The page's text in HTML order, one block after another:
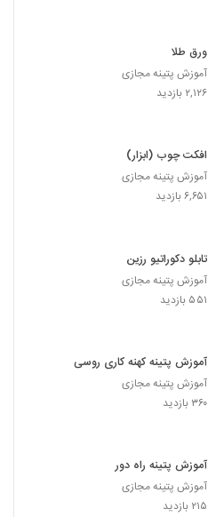
ورق طلا
آموزش پتینه مجازی
۲,۱۲۶ بازدید
افکت چوب (ابزار)
آموزش پتینه مجازی
۶,۶۵۱ بازدید
تابلو دکوراتیو رزین
آموزش پتینه مجازی
۵۵۱ بازدید
آموزش پتینه کهنه کاری روسی
آموزش پتینه مجازی
۳۶۰ بازدید
آموزش پتینه راه دور
آموزش پتینه مجازی
۲۱۵ بازدید